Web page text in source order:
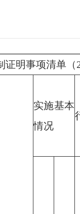
明事项清单（
实施基本
情况